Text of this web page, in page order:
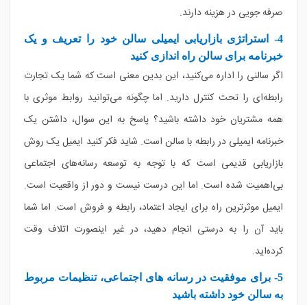
صرفه جویی در هزینه دارند.
4- استراتژی بازاریابی ایمیلی سالن خود را تعریف و یک
خبرنامه برای سالن راه اندازی کنید
اگر سالنی را اداره می‌کنید، این بدین معنی است که شما یک تجارت
رابطه‌ای را تحت کنترل دارید. اما چگونه می‌توانید روابط موثری با
همه مشتریان خود داشته باشید؟ پاسخ به این سوال، داشتن یک
خبرنامه ایمیلی در رابطه با سالن است. شاید فکر کنید ایمیل یک روش
بازاریابی قدیمی است که با توجه به توسعه رسانه‌های اجتماعی
بی‌اهمیت شده است. اما این درست نیست و دور از واقعیت است.
ایمیل موثرترین راه برای ایجاد اعتماد، رابطه و فروش است. اما شما
باید آن را به درستی انجام دهید، در غیر اینصورت اتلاف وقت
کرده‌اید.
5- برای موفقیت در رسانه های اجتماعی، تنظیمات مربوط
به سالن خود داشته باشید